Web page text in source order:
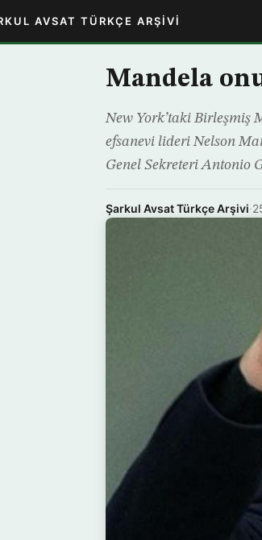
AVSAT TÜRKÇE ARŞIVI
Mandela
New York’taki Birleşmiş
efsanevi lideri Nelson
Genel Sekreteri Antonio
Şarkul Avsat Türkçe Arşivi·